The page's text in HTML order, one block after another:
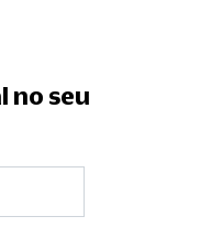
no seu